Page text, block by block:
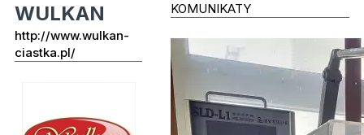
WULKAN
http://www.wulkan-
ciastka.pl/
KOMUNIKATY